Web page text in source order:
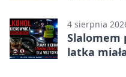
4 sierpnia
Slalomem
latka